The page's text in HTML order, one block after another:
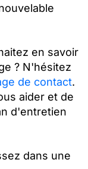
en savoir
? N'hésitez
de contact.
aider et de
d'entretien
dans une